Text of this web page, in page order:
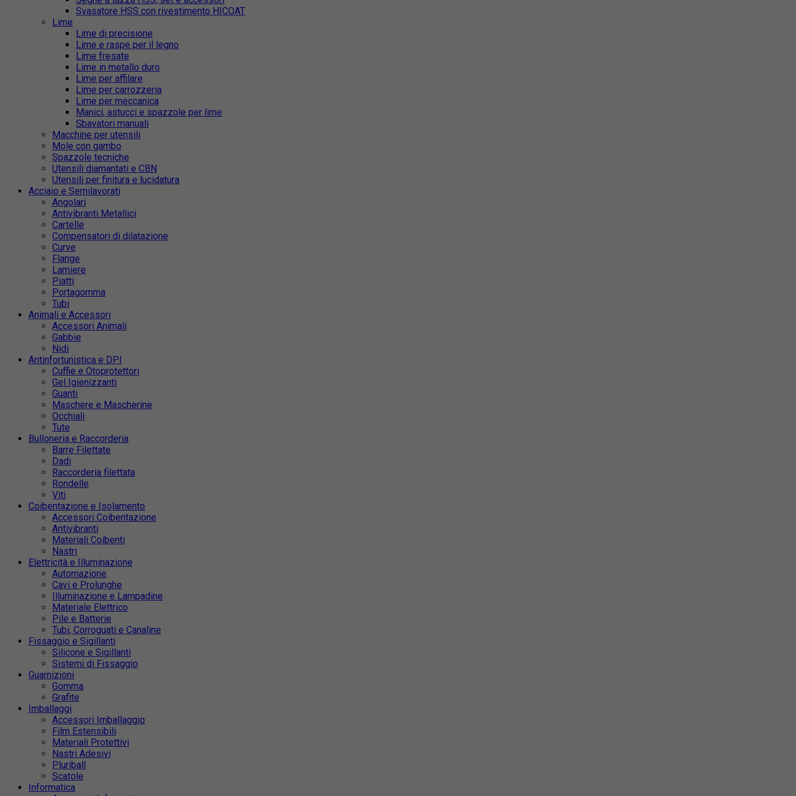
Svasatore HSS con rivestimento HICOAT
Lime
Lime di precisione
Lime e raspe per il legno
Lime fresate
Lime in metallo duro
Lime per affilare
Lime per carrozzeria
Lime per meccanica
Manici, astucci e spazzole per lime
Sbavatori manuali
Macchine per utensili
Mole con gambo
Spazzole tecniche
Utensili diamantati e CBN
Utensili per finitura e lucidatura
Acciaio e Semilavorati
Angolari
Antivibranti Metallici
Cartelle
Compensatori di dilatazione
Curve
Flange
Lamiere
Piatti
Portagomma
Tubi
Animali e Accessori
Accessori Animali
Gabbie
Nidi
Antinfortunistica e DPI
Cuffie e Otoprotettori
Gel Igienizzanti
Guanti
Maschere e Mascherine
Occhiali
Tute
Bulloneria e Raccorderia
Barre Filettate
Dadi
Raccorderia filettata
Rondelle
Viti
Coibentazione e Isolamento
Accessori Coibentazione
Antivibranti
Materiali Coibenti
Nastri
Elettricità e Illuminazione
Automazione
Cavi e Prolunghe
Illuminazione e Lampadine
Materiale Elettrico
Pile e Batterie
Tubi, Corroguati e Canaline
Fissaggio e Sigillanti
Silicone e Sigillanti
Sistemi di Fissaggio
Guarnizioni
Gomma
Grafite
Imballaggi
Accessori Imballaggio
Film Estensibili
Materiali Protettivi
Nastri Adesivi
Pluriball
Scatole
Informatica